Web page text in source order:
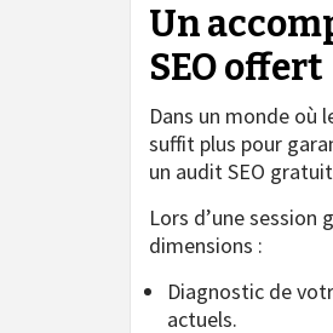
Un
SEO offert
Dans un monde où
suffit plus pour
un audit SEO
Lors d’une
dimensions :
Diagnostic de
actuels.